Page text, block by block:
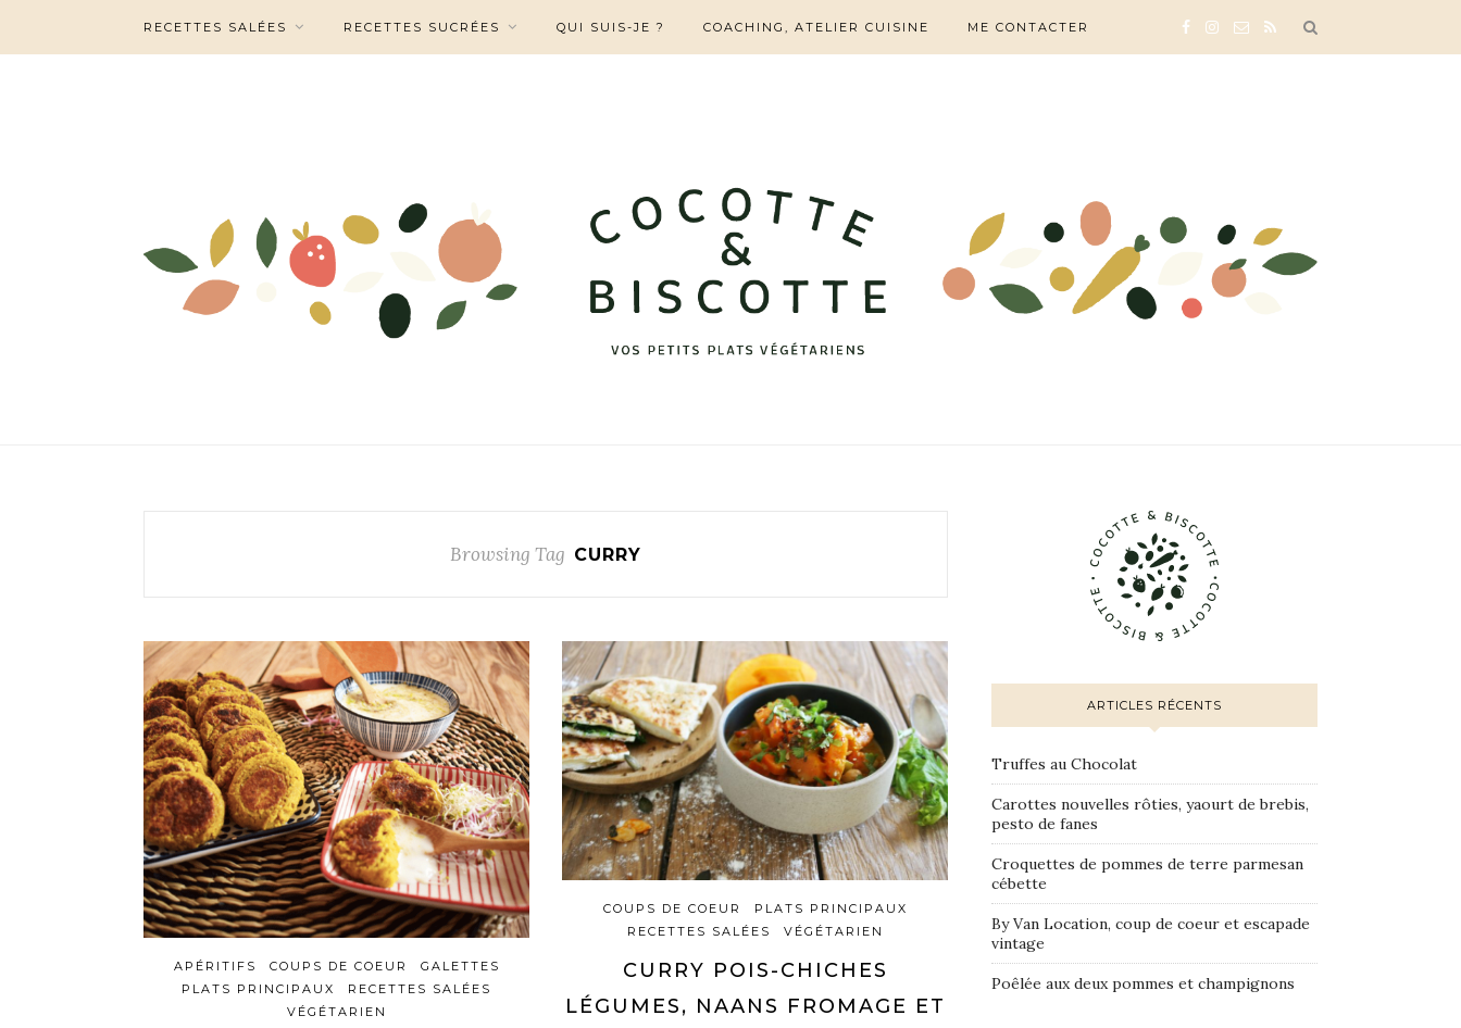
RECETTES SALÉES RECETTES SUCRÉES QUI SUIS-JE ? COACHING, ATELIER CUISINE ME CONTACTER
Browsing Tag CURRY
APÉRITIFS COUPS DE COEUR
GALETTES
PLATS PRINCIPAUX
RECETTES SALÉES
VÉGÉTARIEN
COUPS DE COEUR
PLATS PRINCIPAUX
RECETTES SALÉES
VÉGÉTARIEN
CURRY POIS-CHICHES
LÉGUMES, NAANS FROMAGE ET
ARTICLES RÉCENTS
Truffes au Chocolat
Carottes nouvelles rôties, yaourt de brebis,
pesto de fanes
Croquettes de pommes de terre parmesan
cébette
By Van Location, coup de coeur et escapade
vintage
Poêlée aux deux pommes et champignons